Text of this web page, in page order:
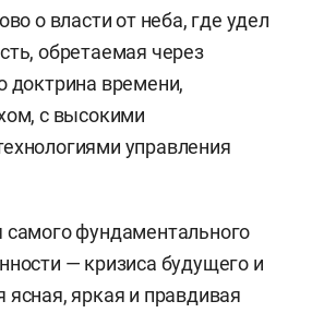
о власти от неба, где удел
обретаемая через
доктрина времени,
с высокими
управления
фундаментального
— кризиса будущего и
яркая и правдивая